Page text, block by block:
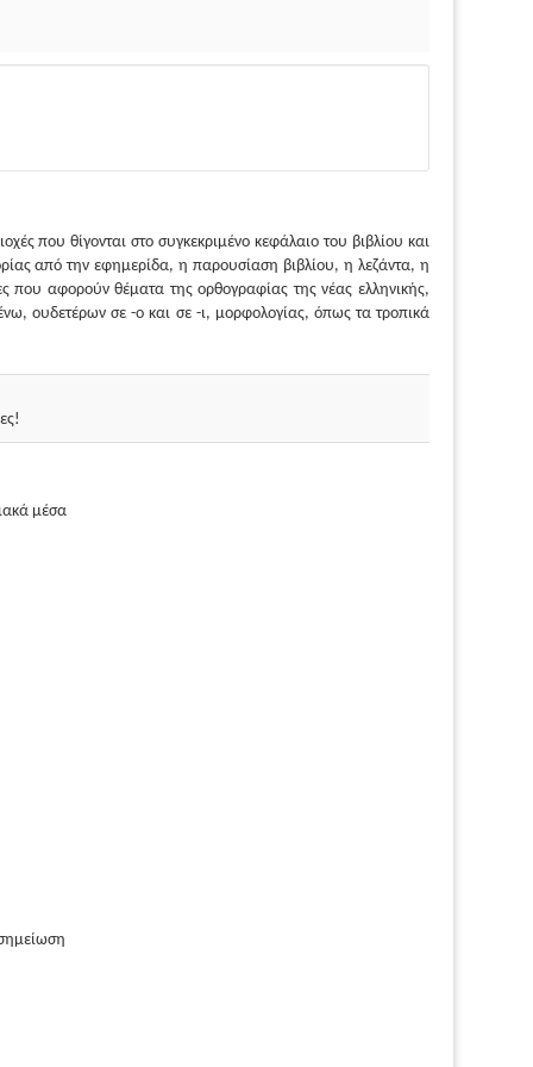
που θίγονται στο συγκεκριμένο κεφάλαιο του βιβλίου και
από την εφημερίδα, η παρουσίαση βιβλίου, η λεζάντα, η
που αφορούν θέματα της ορθογραφίας της νέας ελληνικής,
ουδετέρων σε -ο και σε -ι, μορφολογίας, όπως τα τροπικά
μέσα